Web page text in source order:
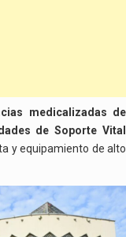
medicalizadas de
de Soporte Vital
y equipamiento de alto